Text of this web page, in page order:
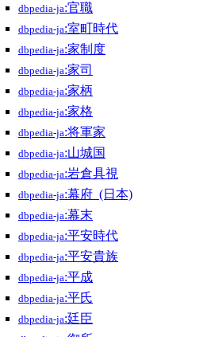
dbpedia-ja:官職
dbpedia-ja:室町時代
dbpedia-ja:家制度
dbpedia-ja:家司
dbpedia-ja:家柄
dbpedia-ja:家格
dbpedia-ja:将軍家
dbpedia-ja:山城国
dbpedia-ja:岩倉具視
dbpedia-ja:幕府_(日本)
dbpedia-ja:幕末
dbpedia-ja:平安時代
dbpedia-ja:平安貴族
dbpedia-ja:平成
dbpedia-ja:平氏
dbpedia-ja:廷臣